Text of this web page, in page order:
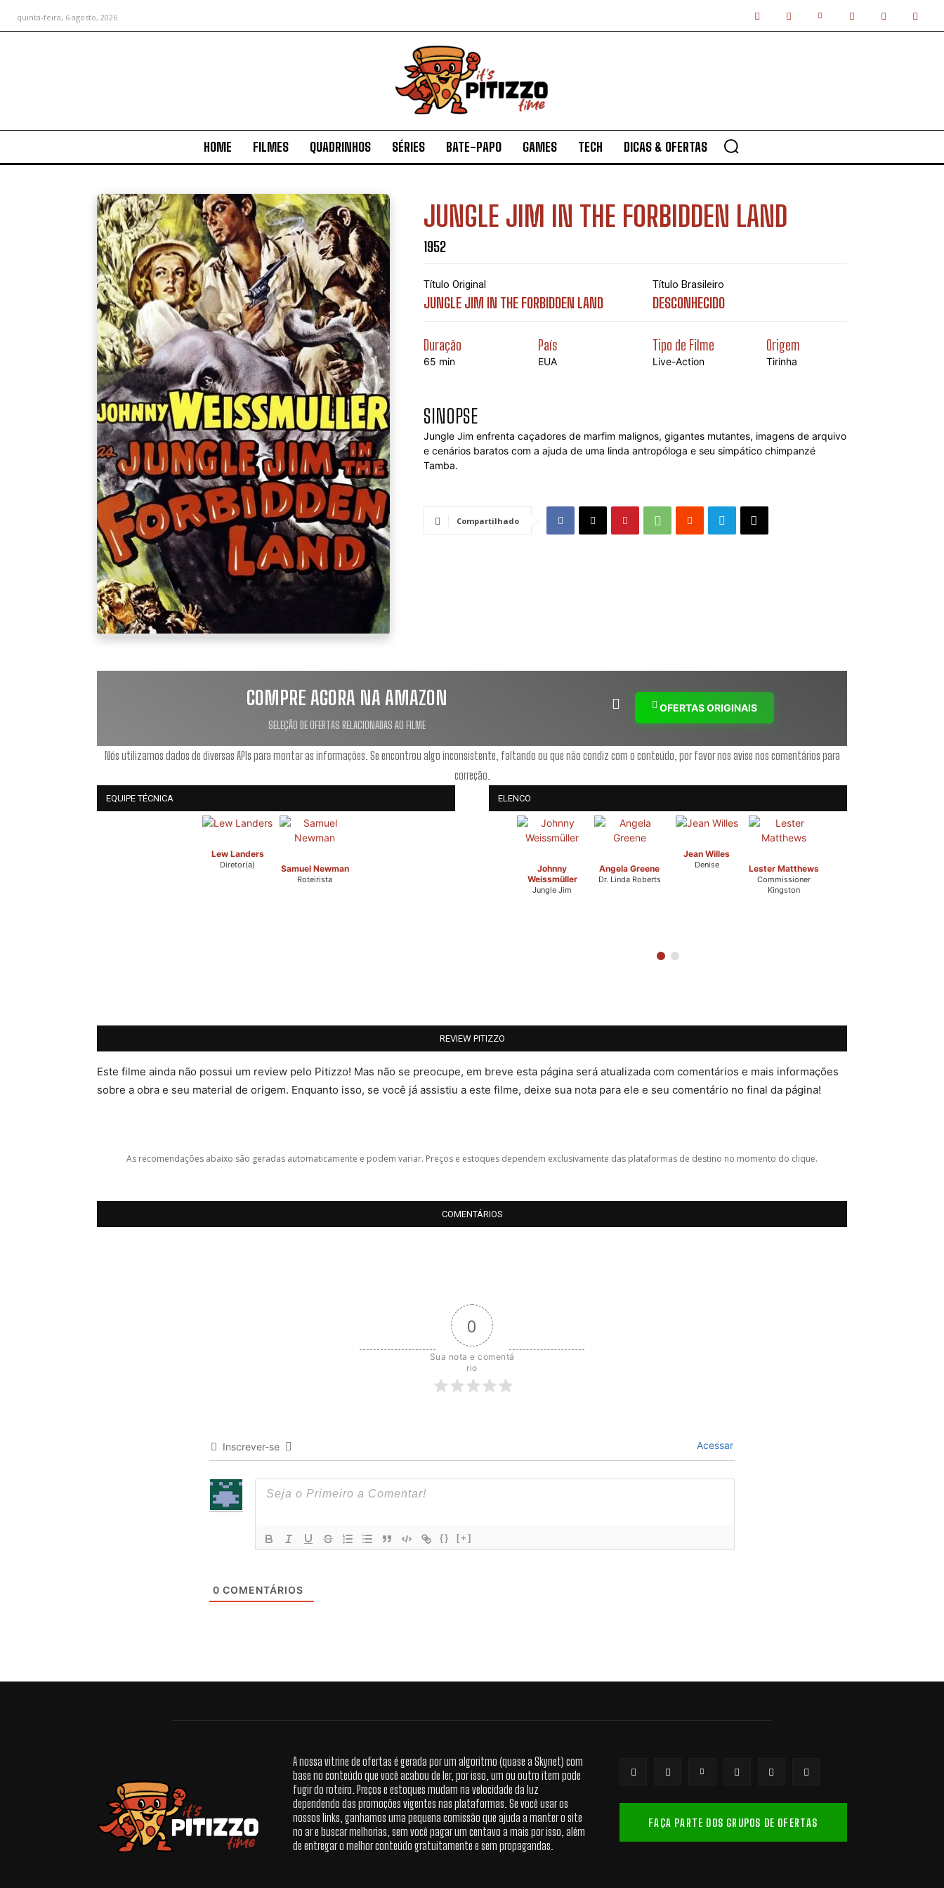
quinta-feira, 6 agosto, 2026
HOME FILMES QUADRINHOS SÉRIES BATE-PAPO GAMES TECH DICAS & OFERTAS
JUNGLE JIM IN THE FORBIDDEN LAND
1952
Título Original
JUNGLE JIM IN THE FORBIDDEN LAND
Título Brasileiro
DESCONHECIDO
Duração
65 min
País
EUA
Tipo de Filme
Live-Action
Origem
Tirinha
SINOPSE
Jungle Jim enfrenta caçadores de marfim malignos, gigantes mutantes, imagens de arquivo
e cenários baratos com a ajuda de uma linda antropóloga e seu simpático chimpanzé
Tamba.
Compartilhado
COMPRE AGORA NA AMAZON
SELEÇÃO DE OFERTAS RELACIONADAS AO FILME
OFERTAS ORIGINAIS
Nós utilizamos dados de diversas APIs para montar as informações. Se encontrou algo inconsistente, faltando ou que não condiz com o conteúdo, por favor nos avise nos comentários para
correção.
EQUIPE TÉCNICA
Lew Landers
Diretor(a) Samuel Newman
Roteirista
ELENCO
Johnny
Weissmüller
Jungle Jim
Angela Greene
Dr. Linda Roberts
Jean Willes
Denise Lester Matthews
Commissioner
Kingston
REVIEW PITIZZO
Este filme ainda não possui um review pelo Pitizzo! Mas não se preocupe, em breve esta página será atualizada com comentários e mais informações
sobre a obra e seu material de origem. Enquanto isso, se você já assistiu a este filme, deixe sua nota para ele e seu comentário no final da página!
As recomendações abaixo são geradas automaticamente e podem variar. Preços e estoques dependem exclusivamente das plataformas de destino no momento do clique.
COMENTÁRIOS
0
Sua nota e comentá
rio
Inscrever-se Acessar
{} [+]
0 COMENTÁRIOS
A nossa vitrine de ofertas é gerada por um algoritmo (quase a Skynet) com
base no conteúdo que você acabou de ler, por isso, um ou outro item pode
fugir do roteiro. Preços e estoques mudam na velocidade da luz
dependendo das promoções vigentes nas plataformas. Se você usar os
nossos links, ganhamos uma pequena comissão que ajuda a manter o site
no ar e buscar melhorias, sem você pagar um centavo a mais por isso, além
de entregar o melhor conteúdo gratuitamente e sem propagandas.
FAÇA PARTE DOS GRUPOS DE OFERTAS